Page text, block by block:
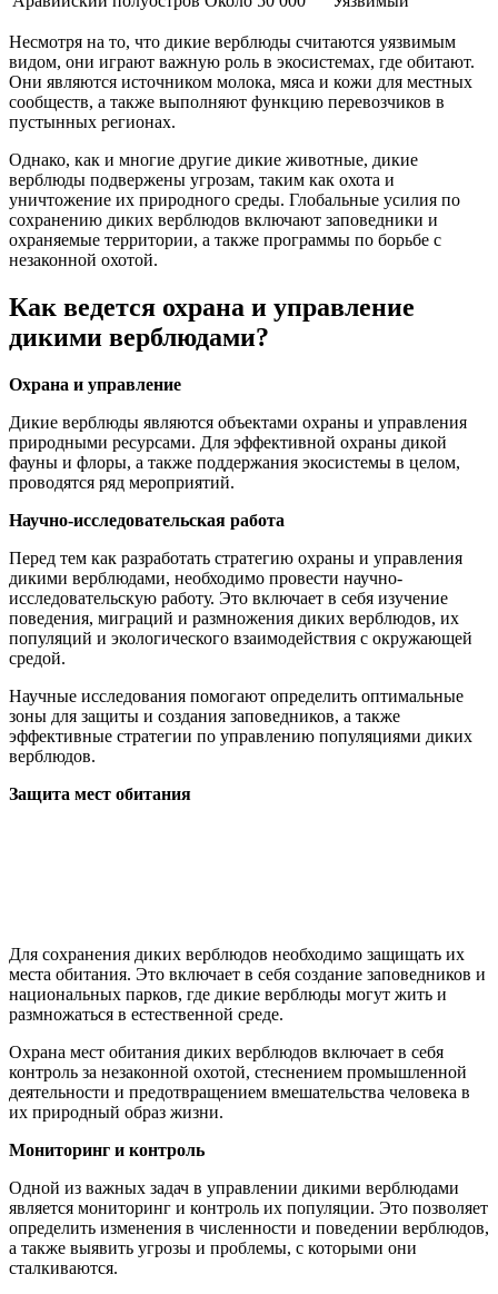
Несмотря на то, что дикие верблюды считаются уязвимым
видом, они играют важную роль в экосистемах, где обитают.
Они являются источником молока, мяса и кожи для местных
сообществ, а также выполняют функцию перевозчиков в
пустынных регионах.
Однако, как и многие другие дикие животные, дикие
верблюды подвержены угрозам, таким как охота и
уничтожение их природного среды. Глобальные усилия по
сохранению диких верблюдов включают заповедники и
охраняемые территории, а также программы по борьбе с
незаконной охотой.
Как ведется охрана и управление
дикими верблюдами?
Охрана и управление
Дикие верблюды являются объектами охраны и управления
природными ресурсами. Для эффективной охраны дикой
фауны и флоры, а также поддержания экосистемы в целом,
проводятся ряд мероприятий.
Научно-исследовательская работа
Перед тем как разработать стратегию охраны и управления
дикими верблюдами, необходимо провести научно-
исследовательскую работу. Это включает в себя изучение
поведения, миграций и размножения диких верблюдов, их
популяций и экологического взаимодействия с окружающей
средой.
Научные исследования помогают определить оптимальные
зоны для защиты и создания заповедников, а также
эффективные стратегии по управлению популяциями диких
верблюдов.
Защита мест обитания
Для сохранения диких верблюдов необходимо защищать их
места обитания. Это включает в себя создание заповедников и
национальных парков, где дикие верблюды могут жить и
размножаться в естественной среде.
Охрана мест обитания диких верблюдов включает в себя
контроль за незаконной охотой, стеснением промышленной
деятельности и предотвращением вмешательства человека в
их природный образ жизни.
Мониторинг и контроль
Одной из важных задач в управлении дикими верблюдами
является мониторинг и контроль их популяции. Это позволяет
определить изменения в численности и поведении верблюдов,
а также выявить угрозы и проблемы, с которыми они
сталкиваются.